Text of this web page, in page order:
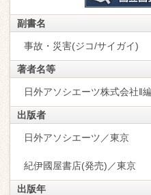
副書名
事故・災害(ジコ/サイガイ)
著者名等
日外アソシエーツ株式会社‖
出版者
日外アソシエーツ／東京
紀伊國屋書店(発売)／東京
出版年